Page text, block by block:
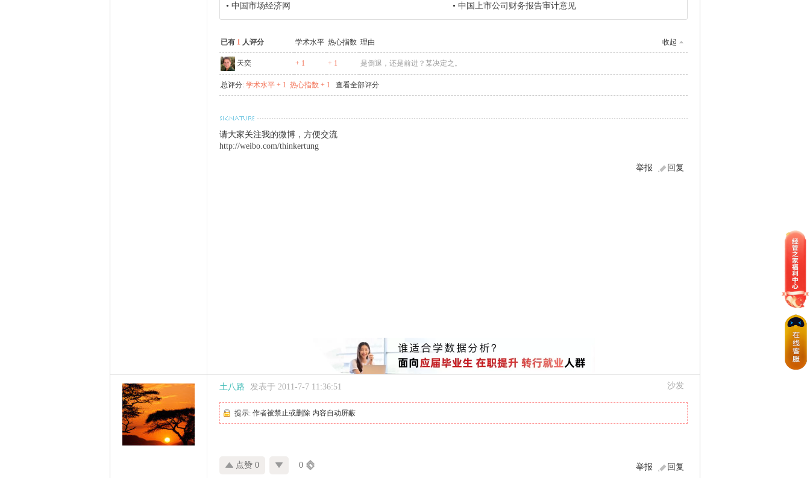
• 中国市场经济网 • 中国上市公司财务报告审计意见
已有 1 人评分 学术水平 热心指数 收起
理由
天奕 + 1 + 1 是倒退，还是前进？某决定之。
总评分: 学术水平 + 1 热心指数 + 1 查看全部评分
请大家关注我的微博，方便交流
http://weibo.com/thinkertung
回复
举报
沙发
土八路 发表于 2011-7-7 11:36:51
提示: 作者被禁止或删除 内容自动屏蔽
回复
举报
点赞 0 0